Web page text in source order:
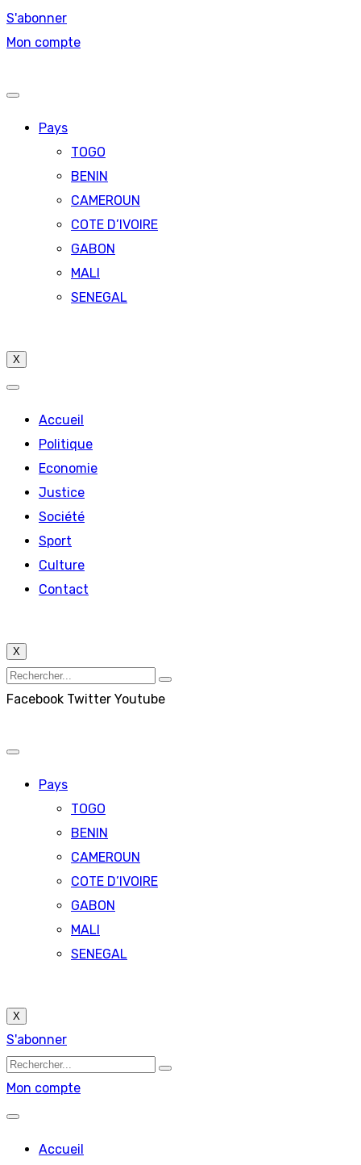
S'abonner
Mon compte
Pays
TOGO
BENIN
CAMEROUN
COTE D’IVOIRE
GABON
MALI
SENEGAL
X
Accueil
Politique
Economie
Justice
Société
Sport
Culture
Contact
X
Facebook Twitter Youtube
Pays
TOGO
BENIN
CAMEROUN
COTE D’IVOIRE
GABON
MALI
SENEGAL
X
S'abonner
Mon compte
Accueil